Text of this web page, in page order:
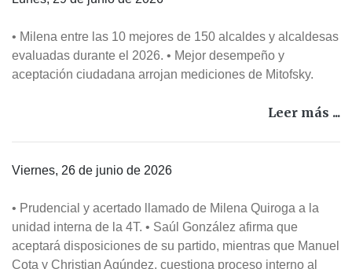
• Milena entre las 10 mejores de 150 alcaldes y alcaldesas
evaluadas durante el 2026. • Mejor desempeño y
aceptación ciudadana arrojan mediciones de Mitofsky.
Leer más ...
Viernes, 26 de junio de 2026
• Prudencial y acertado llamado de Milena Quiroga a la
unidad interna de la 4T. • Saúl González afirma que
aceptará disposiciones de su partido, mientras que Manuel
Cota y Christian Agúndez, cuestiona proceso interno al